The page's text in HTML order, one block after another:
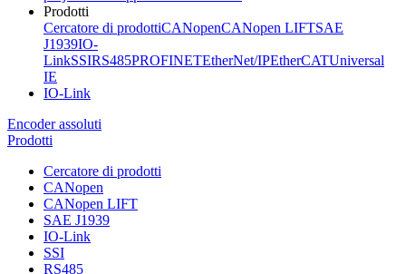
Prodotti
Cercatore di prodottiCANopenCANopen LIFTSAE
J1939IO-
LinkSSIRS485PROFINETEtherNet/IPEtherCATUniversal
IE
IO-Link
Encoder assoluti
Prodotti
Cercatore di prodotti
CANopen
CANopen LIFT
SAE J1939
IO-Link
SSI
RS485